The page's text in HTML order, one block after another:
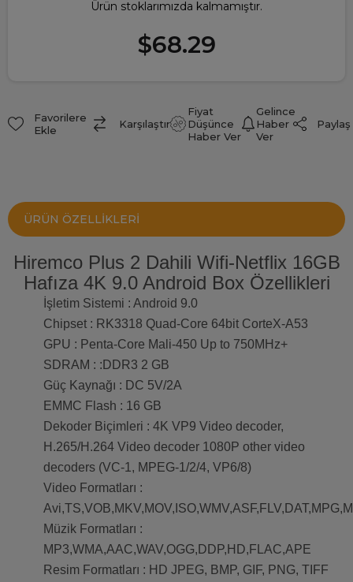
Ürün stoklarımızda kalmamıştır.
$68.29
Favorilere
Ekle
Karşılaştır
Fiyat
Düşünce
Haber Ver
Gelince
Haber
Ver
Paylaş
ÜRÜN ÖZELLIKLERI
Hiremco Plus 2 Dahili Wifi-Netflix 16GB
Hafıza 4K 9.0 Android Box Özellikleri
İşletim Sistemi : Android 9.0
Chipset : RK3318 Quad-Core 64bit CorteX-A53
GPU : Penta-Core Mali-450 Up to 750MHz+
SDRAM : :DDR3 2 GB
Güç Kaynağı : DC 5V/2A
EMMC Flash : 16 GB
Dekoder Biçimleri : 4K VP9 Video decoder,
H.265/H.264 Video decoder 1080P other video
decoders (VC-1, MPEG-1/2/4, VP6/8)
Video Formatları :
Müzik Formatları :
MP3,WMA,AAC,WAV,OGG,DDP,HD,FLAC,APE
Resim Formatları : HD JPEG, BMP, GIF, PNG, TIFF